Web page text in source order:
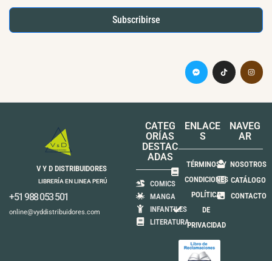
Subscribirse
V Y D DISTRIBUIDORES
LIBRERÍA EN LINEA PERÚ
+51 988 053 501
online@vyddistribuidores.com
CATEG
ORÍAS
DESTAC
ADAS
COMICS
MANGA
INFANTILES
LITERATURA
ENLACE
S
TÉRMINOS Y
CONDICIONES
POLÍTICA
DE
PRIVACIDAD
NAVEG
AR
NOSOTROS
CATÁLOGO
CONTACTO